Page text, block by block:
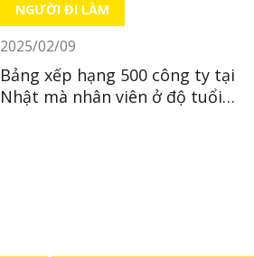
NGƯỜI ĐI LÀM
2025/02/09
Bảng xếp hạng 500 công ty tại
Nhật mà nhân viên ở độ tuổi